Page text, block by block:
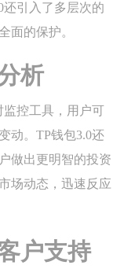
引入了多层次的
面的保护。
析
监控工具，用户可
动。TP钱包3.0还
做出更明智的投资
场动态，迅速反应
户支持